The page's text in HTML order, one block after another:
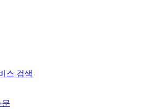
스 검색
문